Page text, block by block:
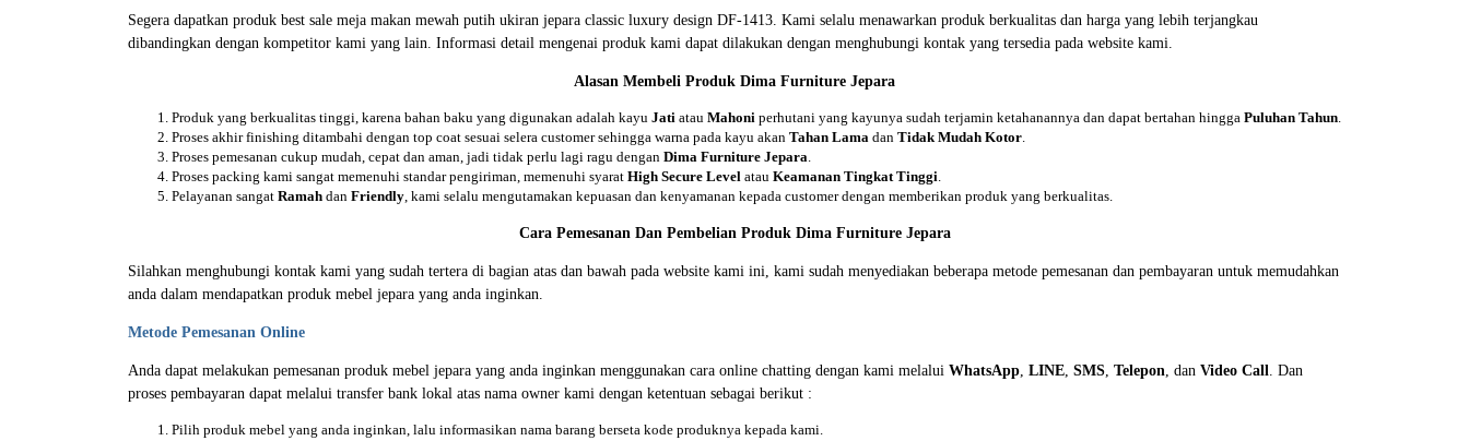
Segera dapatkan produk best sale meja makan mewah putih ukiran jepara classic luxury design DF-1413. Kami selalu menawarkan produk berkualitas dan harga yang lebih terjangkau
dibandingkan dengan kompetitor kami yang lain. Informasi detail mengenai produk kami dapat dilakukan dengan menghubungi kontak yang tersedia pada website kami.
Alasan Membeli Produk Dima Furniture Jepara
Produk yang berkualitas tinggi, karena bahan baku yang digunakan adalah kayu Jati atau Mahoni perhutani yang kayunya sudah terjamin ketahanannya dan dapat bertahan hingga Puluhan Tahun.
Proses akhir finishing ditambahi dengan top coat sesuai selera customer sehingga warna pada kayu akan Tahan Lama dan Tidak Mudah Kotor.
Proses pemesanan cukup mudah, cepat dan aman, jadi tidak perlu lagi ragu dengan Dima Furniture Jepara.
Proses packing kami sangat memenuhi standar pengiriman, memenuhi syarat High Secure Level atau Keamanan Tingkat Tinggi.
Pelayanan sangat Ramah dan Friendly, kami selalu mengutamakan kepuasan dan kenyamanan kepada customer dengan memberikan produk yang berkualitas.
Cara Pemesanan Dan Pembelian Produk Dima Furniture Jepara
Silahkan menghubungi kontak kami yang sudah tertera di bagian atas dan bawah pada website kami ini, kami sudah menyediakan beberapa metode pemesanan dan pembayaran untuk memudahkan
anda dalam mendapatkan produk mebel jepara yang anda inginkan.
Metode Pemesanan Online
Anda dapat melakukan pemesanan produk mebel jepara yang anda inginkan menggunakan cara online chatting dengan kami melalui WhatsApp, LINE, SMS, Telepon, dan Video Call. Dan
proses pembayaran dapat melalui transfer bank lokal atas nama owner kami dengan ketentuan sebagai berikut :
Pilih produk mebel yang anda inginkan, lalu informasikan nama barang berseta kode produknya kepada kami.